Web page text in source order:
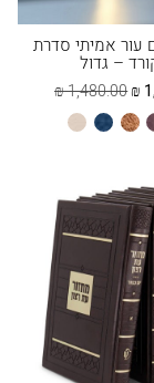
עור אמיתי סדרת
– גדול
1,480.00
₪ ₪
טבעיכחול פנינה